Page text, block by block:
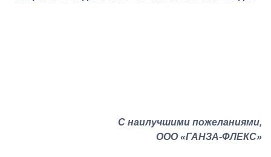
С наилучшими пожеланиями,
ООО «ГАНЗА-ФЛЕКС»